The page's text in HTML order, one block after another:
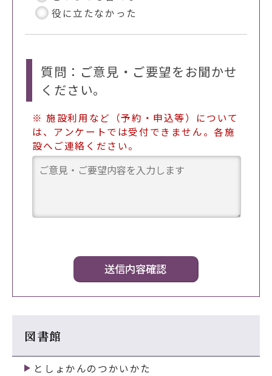
役に立たなかった
質問：ご意見・ご要望をお聞かせ
ください。
※ 施設利用など（予約・申込等）について
は、アンケートでは受付できません。各施
設へご連絡ください。
図書館
としょかんのつかいかた